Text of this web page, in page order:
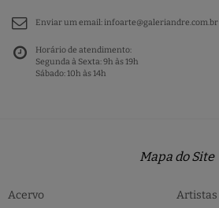
Enviar um email:infoarte@galeriandre.com.br
Horário de atendimento:
Segunda à Sexta: 9h às 19h
Sábado: 10h às 14h
Mapa do Site
Acervo
Artistas